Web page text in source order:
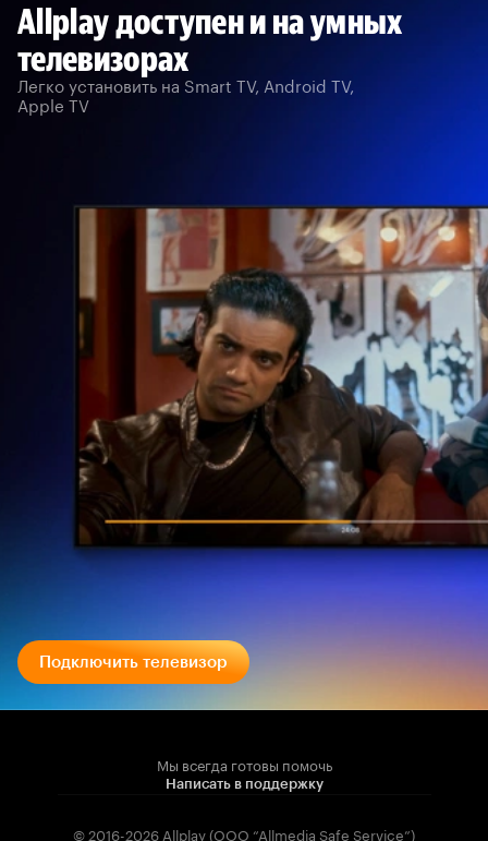
Allplay доступен и на умных
телевизорах
Легко установить на Smart TV, Android TV,
Apple TV
Подключить телевизор
Мы всегда готовы помочь
Написать в поддержку
© 2016-2026 Allplay (OOO “Allmedia Safe Service”)